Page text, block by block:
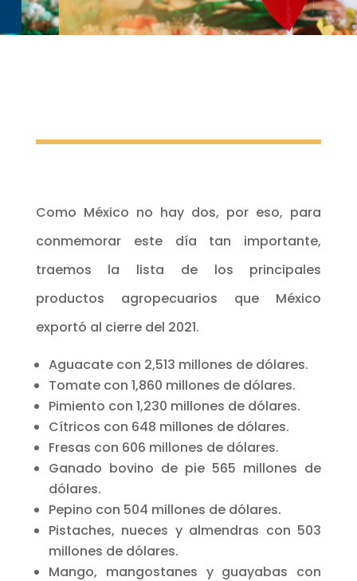
Como México no hay dos, por eso, para
conmemorar este día tan importante,
traemos la lista de los principales
productos agropecuarios que México
exportó al cierre del 2021.
Aguacate con 2,513 millones de dólares.
Tomate con 1,860 millones de dólares.
Pimiento con 1,230 millones de dólares.
Cítricos con 648 millones de dólares.
Fresas con 606 millones de dólares.
Ganado bovino de pie 565 millones de
dólares.
Pepino con 504 millones de dólares.
Pistaches, nueces y almendras con 503
millones de dólares.
Mango, mangostanes y guayabas con